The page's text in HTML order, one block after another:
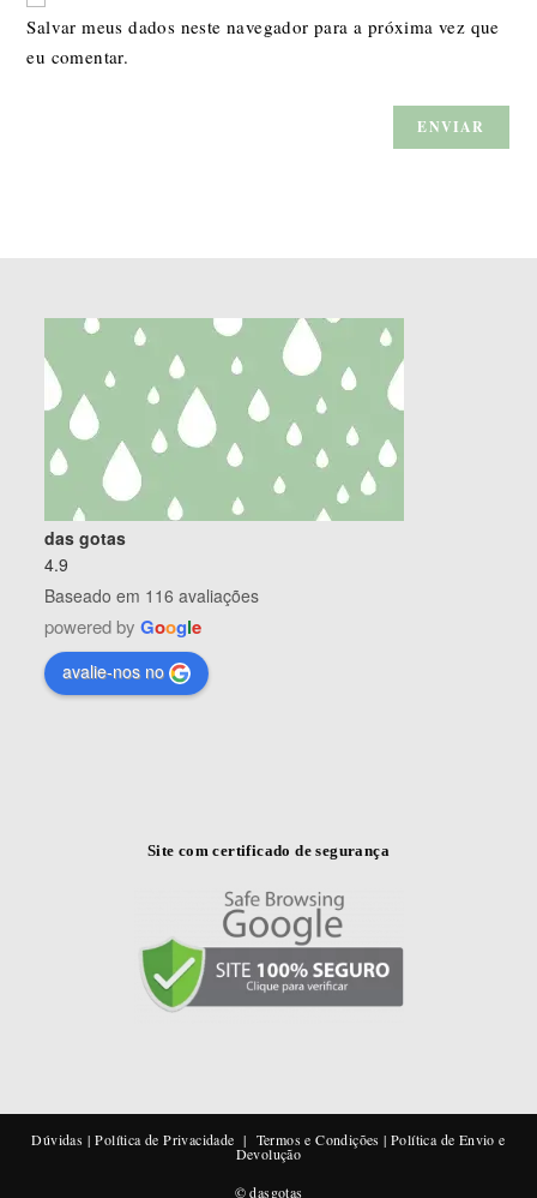
Salvar meus dados neste navegador para a próxima vez que
eu comentar.
das gotas
4.9
Baseado em 116 avaliações
powered byGoogle
avalie-nos no
Site com certificado de segurança
Dúvidas |Política de Privacidade | Termos e Condições | Política de Envio e
Devolução
© dasgotas